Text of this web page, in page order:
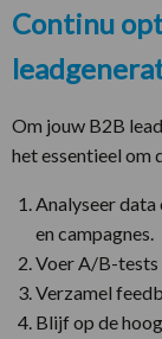
Continu
Om jouw B2B
het essentieel om
Analyseer data
en campagnes.
Voer A/B-tests
Verzamel
Blijf op de